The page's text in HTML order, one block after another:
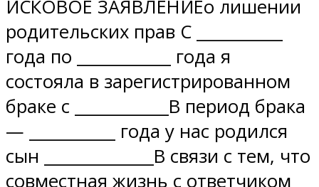
ИСКОВОЕ ЗАЯВЛЕНИЕо лишении
родительских прав С ___________
года по ____________ года я
состояла в зарегистрированном
браке с ____________В период брака
— ___________ года у нас родился
сын ______________В связи с тем, что
совместная жизнь с ответчиком